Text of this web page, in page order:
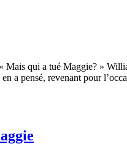
Mais qui a tué Maggie? »
a pensé, revenant pour